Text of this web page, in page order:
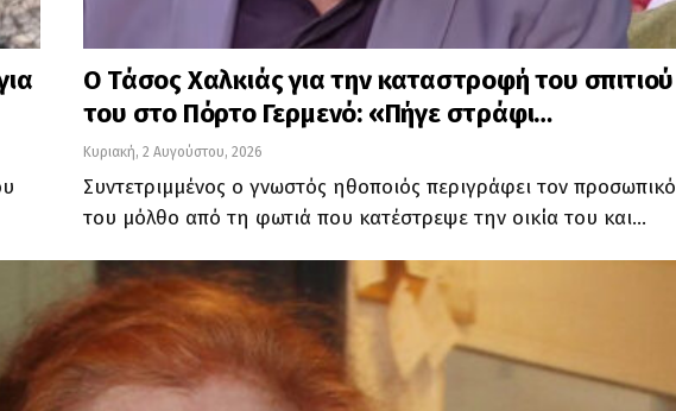
Ο Τάσος Χαλκιάς για την καταστροφή του σπιτιού
του στο Πόρτο Γερμενό: «Πήγε στράφι…
Κυριακή, 2 Αυγούστου, 2026
Συντετριμμένος ο γνωστός ηθοποιός περιγράφει τον προσωπικό
του μόλθο από τη φωτιά που κατέστρεψε την οικία του και…